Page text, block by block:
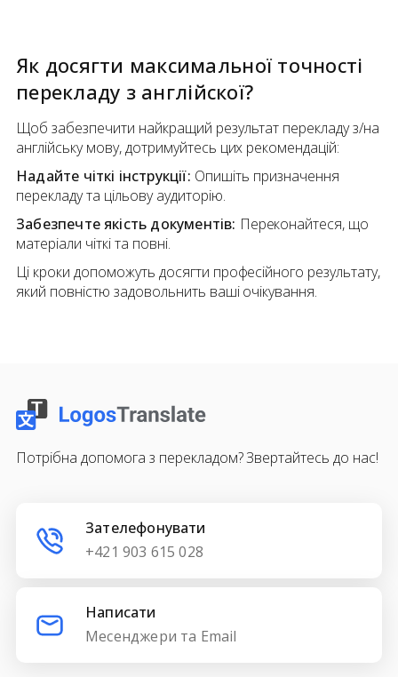
Як досягти максимальної точності
перекладу з англійскої?
Щоб забезпечити найкращий результат перекладу з/на
англійську мову, дотримуйтесь цих рекомендацій:
Надайте чіткі інструкції: Опишіть призначення
перекладу та цільову аудиторію.
Забезпечте якість документів: Переконайтеся, що
матеріали чіткі та повні.
Ці кроки допоможуть досягти професійного результату,
який повністю задовольнить ваші очікування.
Потрібна допомога з перекладом? Звертайтесь до нас!
Зателефонувати
+421 903 615 028
Написати
Месенджери та Email